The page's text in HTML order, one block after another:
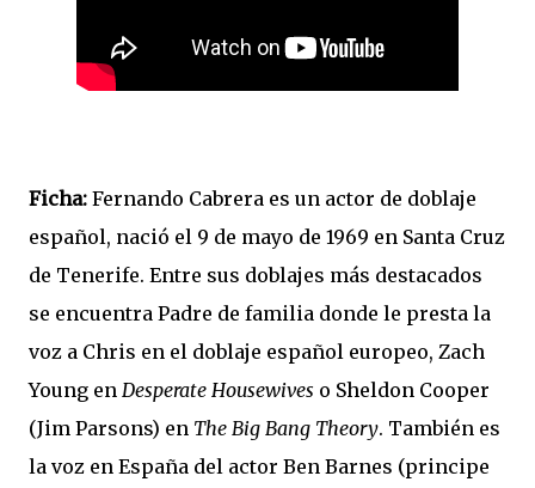
Ficha: Fernando Cabrera es un actor de doblaje
español, nació el 9 de mayo de 1969 en Santa Cruz
de Tenerife. Entre sus doblajes más destacados
se encuentra Padre de familia donde le presta la
voz a Chris en el doblaje español europeo, Zach
Young en Desperate Housewives o Sheldon Cooper
(Jim Parsons) en The Big Bang Theory. También es
la voz en España del actor Ben Barnes (principe